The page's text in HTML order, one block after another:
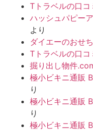
Tトラベルの口コ
ハッシュパピー
より
ダイエーのおせ
Tトラベルの口コ
掘り出し物件
極小ビキニ通販
り
極小ビキニ通販
り
極小ビキニ通販